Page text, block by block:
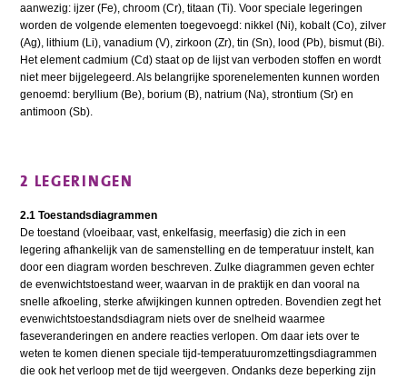
aanwezig: ijzer (Fe), chroom (Cr), titaan (Ti). Voor speciale legeringen
worden de volgende elementen toegevoegd: nikkel (Ni), kobalt (Co), zilver
(Ag), lithium (Li), vanadium (V), zirkoon (Zr), tin (Sn), lood (Pb), bismut (Bi).
Het element cadmium (Cd) staat op de lijst van verboden stoffen en wordt
niet meer bijgelegeerd. Als belangrijke sporenelementen kunnen worden
genoemd: beryllium (Be), borium (B), natrium (Na), strontium (Sr) en
antimoon (Sb).
2 LEGERINGEN
2.1 Toestandsdiagrammen
De toestand (vloeibaar, vast, enkelfasig, meerfasig) die zich in een
legering afhankelijk van de samenstelling en de temperatuur instelt, kan
door een diagram worden beschreven. Zulke diagrammen geven echter
de evenwichtstoestand weer, waarvan in de praktijk en dan vooral na
snelle afkoeling, sterke afwijkingen kunnen optreden. Bovendien zegt het
evenwichtstoestandsdiagram niets over de snelheid waarmee
faseveranderingen en andere reacties verlopen. Om daar iets over te
weten te komen dienen speciale tijd-temperatuuromzettingsdiagrammen
die ook het verloop met de tijd weergeven. Ondanks deze beperking zijn